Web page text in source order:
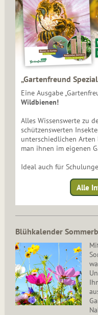
„Gartenfreund
Eine Ausgabe
Wildbienen!
Alles Wissenswerte zu
schützenswerten
unterschiedlichen
man ihnen im eigenen
Ideal auch für
Alle
Blühkalender